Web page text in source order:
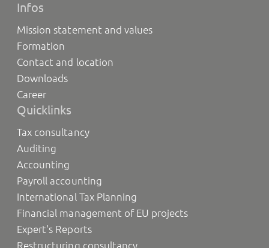
Infos
Mission statement and values
Formation
Contact and location
Downloads
Career
Quicklinks
Tax consultancy
Auditing
Accounting
Payroll accounting
International Tax Planning
Financial management of EU projects
Expert's Reports
Restructuring consultancy